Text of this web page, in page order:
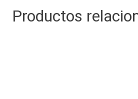
Productos